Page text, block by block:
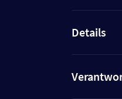
Details